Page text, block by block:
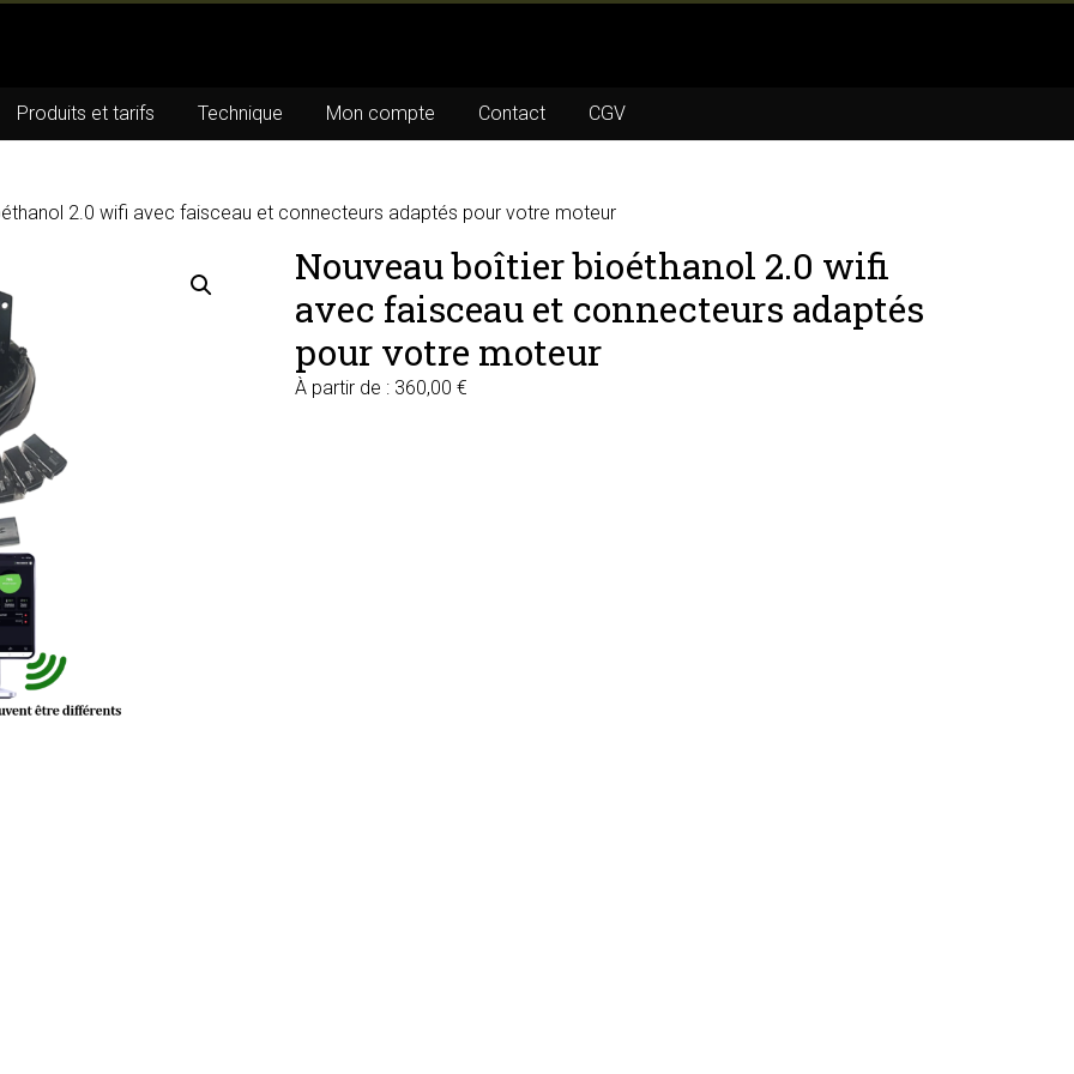
Produits et tarifs Technique Mon compte Contact CGV
2.0 wifi avec faisceau et connecteurs adaptés pour votre moteur
Nouveau boîtier bioéthanol 2.0 wifi
avec faisceau et connecteurs adaptés
pour votre moteur
À partir de : 360,00 €